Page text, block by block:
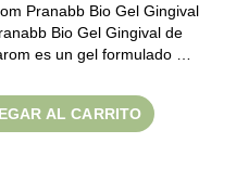
Pranabb Bio Gel Gingival
Bio Gel Gingival de
es un gel formulado …
AL CARRITO